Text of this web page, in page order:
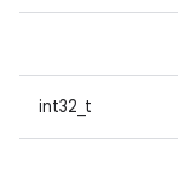
int32_t